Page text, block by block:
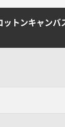
ットンキャンバ